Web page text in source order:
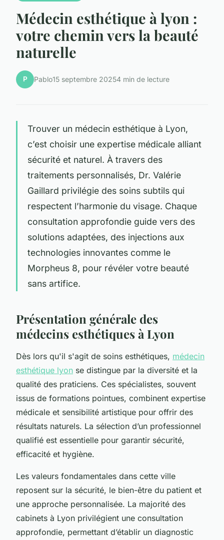
Médecin esthétique à lyon :
votre chemin vers la beauté
naturelle
P Pablo15 septembre 20254 min de lecture
Trouver un médecin esthétique à Lyon,
c’est choisir une expertise médicale alliant
sécurité et naturel. À travers des
traitements personnalisés, Dr. Valérie
Gaillard privilégie des soins subtils qui
respectent l’harmonie du visage. Chaque
consultation approfondie guide vers des
solutions adaptées, des injections aux
technologies innovantes comme le
Morpheus 8, pour révéler votre beauté
sans artifice.
Présentation générale des
médecins esthétiques à Lyon
Dès lors qu'il s'agit de soins esthétiques, médecin
esthétique lyon se distingue par la diversité et la
qualité des praticiens. Ces spécialistes, souvent
issus de formations pointues, combinent expertise
médicale et sensibilité artistique pour offrir des
résultats naturels. La sélection d’un professionnel
qualifié est essentielle pour garantir sécurité,
efficacité et hygiène.
Les valeurs fondamentales dans cette ville
reposent sur la sécurité, le bien-être du patient et
une approche personnalisée. La majorité des
cabinets à Lyon privilégient une consultation
approfondie, permettant d’établir un diagnostic